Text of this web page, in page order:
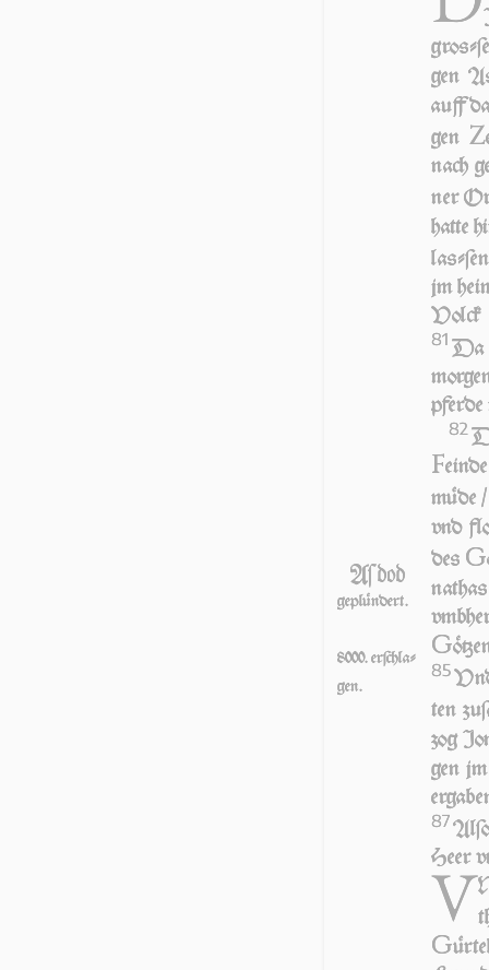
gen
auff
gen Z
nach
ner
hat­te
jm
Volck
81 Da
Aſdod
geplündert.
8000. er­ſchla­
gen.
82
F
mü­de
vnd
des G
G
85
ten
zog
gen
87
Heer
V
G